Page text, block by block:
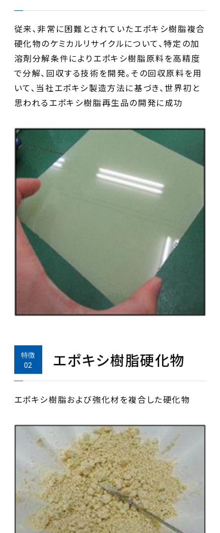
従来、非常に困難とされていたエポキシ樹脂複合
硬化物のケミカルリサイクルについて、特定の加
溶剤分解条件によりエポキシ樹脂原料を高精度
で分解、回収する技術を開発。その回収原料を用
いて、当社エポキシ製造方法に基づき、世界初と
思われるエポキシ樹脂再生品の開発に成功
エポキシ樹脂硬化物
エポキシ樹脂および強化材を複合した硬化物